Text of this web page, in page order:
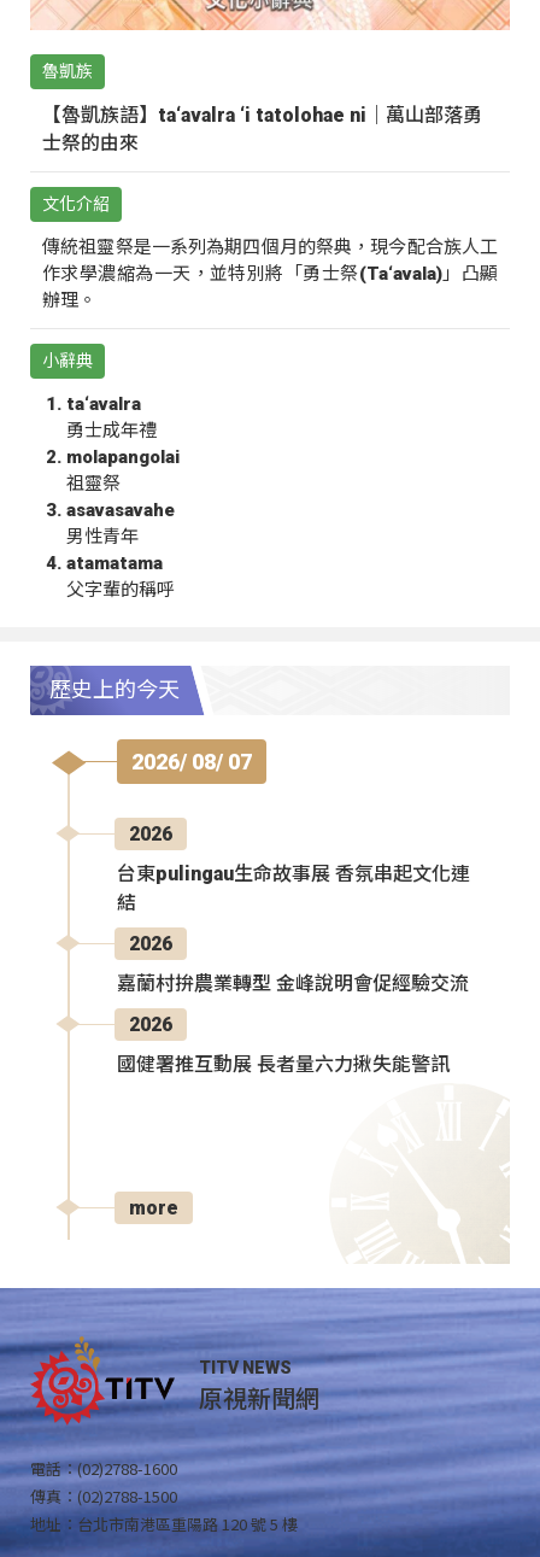
魯凱族
【魯凱族語】ta‘avalra ‘i tatolohae ni｜萬山部落勇
士祭的由來
文化介紹
傳統祖靈祭是一系列為期四個月的祭典，現今配合族人工
作求學濃縮為一天，並特別將「勇士祭(Ta‘avala)」凸顯
辦理。
小辭典
ta‘avalra
勇士成年禮
molapangolai
祖靈祭
asavasavahe
男性青年
atamatama
父字輩的稱呼
歷史上的今天
2026/ 08/ 07
2026
台東pulingau生命故事展 香氛串起文化連
結
2026
嘉蘭村拚農業轉型 金峰說明會促經驗交流
2026
國健署推互動展 長者量六力揪失能警訊
more
TITV NEWS
原視新聞網
電話：(02)2788-1600
傳真：(02)2788-1500
地址：台北市南港區重陽路 120 號 5 樓